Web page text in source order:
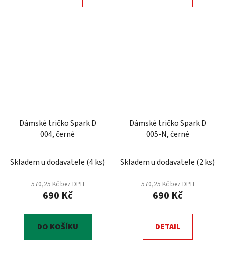
Dámské tričko Spark D
004, černé
Skladem u dodavatele (4 ks)
570,25 Kč bez DPH
690 Kč
DO KOŠÍKU
Dámské tričko Spark D
005-N, černé
Skladem u dodavatele (2 ks)
570,25 Kč bez DPH
690 Kč
DETAIL